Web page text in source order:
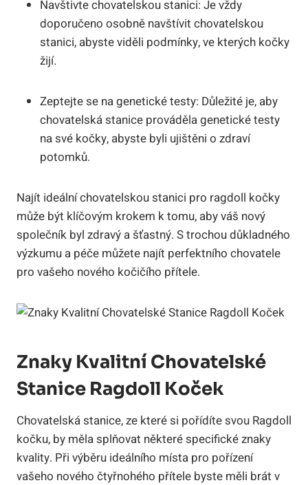
Navštivte chovatelskou stanici: Je vždy
‌doporučeno ⁤osobně navštívit chovatelskou
stanici, abyste viděli⁣ podmínky, ‍ve‌ kterých kočky
žijí.
Zeptejte se na genetické testy: ⁤Důležité je, aby⁤
chovatelská stanice prováděla genetické⁤ testy
na své‌ kočky,⁣ abyste byli ⁤ujištěni o zdraví
⁢potomků.
Najít ideální chovatelskou stanici‍ pro⁤ ragdoll kočky‌
může být ​klíčovým krokem k tomu, aby váš ⁣nový
společník ‍byl zdravý a šťastný.⁣ S⁣ trochou důkladného
‌výzkumu a péče můžete najít ‍perfektního chovatele
pro vašeho nového kočičího⁣ přítele.
Znaky Kvalitní Chovatelské​
Stanice Ragdoll Koček
Chovatelská stanice, ze které si pořídíte svou⁢ Ragdoll
​kočku, by měla splňovat některé specifické znaky
kvality. Při ‍výběru ‌ideálního ‌místa pro pořízení
vašeho nového čtyřnohého přítele ‍byste‍ měli ⁣brát v